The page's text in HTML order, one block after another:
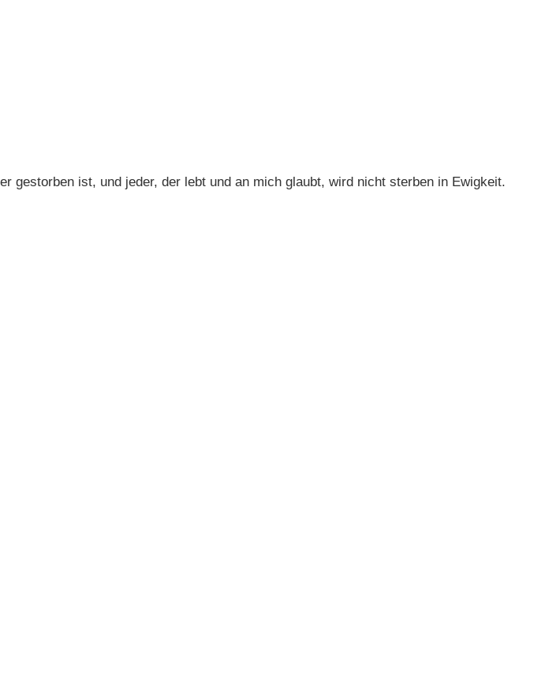
gestorben ist, und jeder, der lebt und an mich glaubt, wird nicht sterben in Ewigkeit.